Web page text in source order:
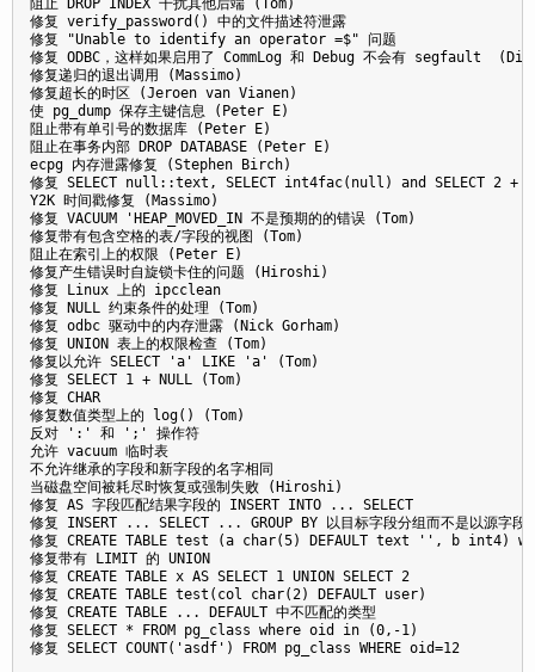
阻止 DROP INDEX 干扰其他后端 (Tom)
修复 verify_password() 中的文件描述符泄露
修复 "Unable to identify an operator =$" 问题
修复 ODBC，这样如果启用了 CommLog 和 Debug 不会有 segfault
修复递归的退出调用 (Massimo)
修复超长的时区 (Jeroen van Vianen)
使 pg_dump 保存主键信息 (Peter E)
阻止带有单引号的数据库 (Peter E)
阻止在事务内部 DROP DATABASE (Peter E)
ecpg 内存泄露修复 (Stephen Birch)
修复 SELECT null::text, SELECT int4fac(null) and SELECT 2 +
Y2K 时间戳修复 (Massimo)
修复 VACUUM 'HEAP_MOVED_IN 不是预期的的错误 (Tom)
修复带有包含空格的表/字段的视图 (Tom)
阻止在索引上的权限 (Peter E)
修复产生错误时自旋锁卡住的问题 (Hiroshi)
修复 Linux 上的 ipcclean
修复 NULL 约束条件的处理 (Tom)
修复 odbc 驱动中的内存泄露 (Nick Gorham)
修复 UNION 表上的权限检查 (Tom)
修复以允许 SELECT 'a' LIKE 'a' (Tom)
修复 SELECT 1 + NULL (Tom)
修复 CHAR
修复数值类型上的 log() (Tom)
反对 ':' 和 ';' 操作符
允许 vacuum 临时表
不允许继承的字段和新字段的名字相同
当磁盘空间被耗尽时恢复或强制失败 (Hiroshi)
修复 AS 字段匹配结果字段的 INSERT INTO ... SELECT
修复 INSERT ... SELECT ... GROUP BY 以目标字段分组而不是以源字段
修复 CREATE TABLE test (a char(5) DEFAULT text '', b int4)
修复带有 LIMIT 的 UNION
修复 CREATE TABLE x AS SELECT 1 UNION SELECT 2
修复 CREATE TABLE test(col char(2) DEFAULT user)
修复 CREATE TABLE ... DEFAULT 中不匹配的类型
修复 SELECT * FROM pg_class where oid in (0,-1)
修复 SELECT COUNT('asdf') FROM pg_class WHERE oid=12